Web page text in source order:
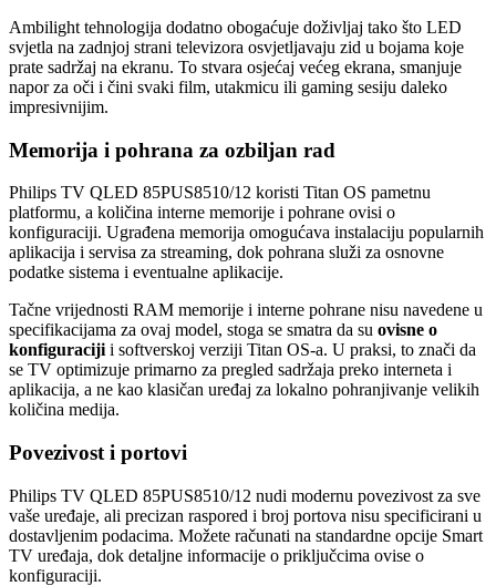
Ambilight tehnologija dodatno obogaćuje doživljaj tako što LED
svjetla na zadnjoj strani televizora osvjetljavaju zid u bojama koje
prate sadržaj na ekranu. To stvara osjećaj većeg ekrana, smanjuje
napor za oči i čini svaki film, utakmicu ili gaming sesiju daleko
impresivnijim.
Memorija i pohrana za ozbiljan rad
Philips TV QLED 85PUS8510/12 koristi Titan OS pametnu
platformu, a količina interne memorije i pohrane ovisi o
konfiguraciji. Ugrađena memorija omogućava instalaciju popularnih
aplikacija i servisa za streaming, dok pohrana služi za osnovne
podatke sistema i eventualne aplikacije.
Tačne vrijednosti RAM memorije i interne pohrane nisu navedene u
specifikacijama za ovaj model, stoga se smatra da su ovisne o
konfiguraciji i softverskoj verziji Titan OS-a. U praksi, to znači da
se TV optimizuje primarno za pregled sadržaja preko interneta i
aplikacija, a ne kao klasičan uređaj za lokalno pohranjivanje velikih
količina medija.
Povezivost i portovi
Philips TV QLED 85PUS8510/12 nudi modernu povezivost za sve
vaše uređaje, ali precizan raspored i broj portova nisu specificirani u
dostavljenim podacima. Možete računati na standardne opcije Smart
TV uređaja, dok detaljne informacije o priključcima ovise o
konfiguraciji.